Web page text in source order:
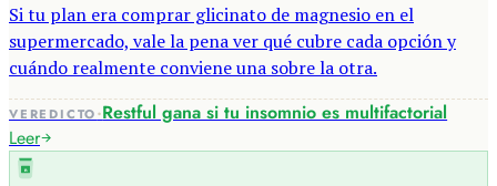
Si tu plan era comprar glicinato de magnesio en el
supermercado, vale la pena ver qué cubre cada opción y
cuándo realmente conviene una sobre la otra.
VEREDICTO·Restful gana si tu insomnio es multifactorial
Leer
R